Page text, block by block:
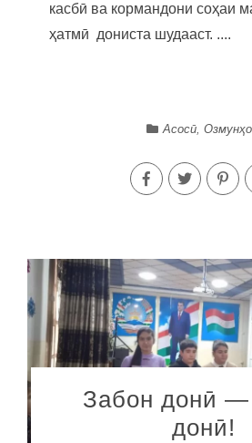
касбӣ ва кормандони соҳаи
ҳатмӣ дониста шудааст. ....
Асосӣ, Озмунҳо
Забон донӣ —
донӣ!